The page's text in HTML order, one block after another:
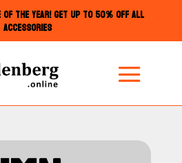
OF THE YEAR! GET UP TO 50% OFF ALL
ACCESSORIES